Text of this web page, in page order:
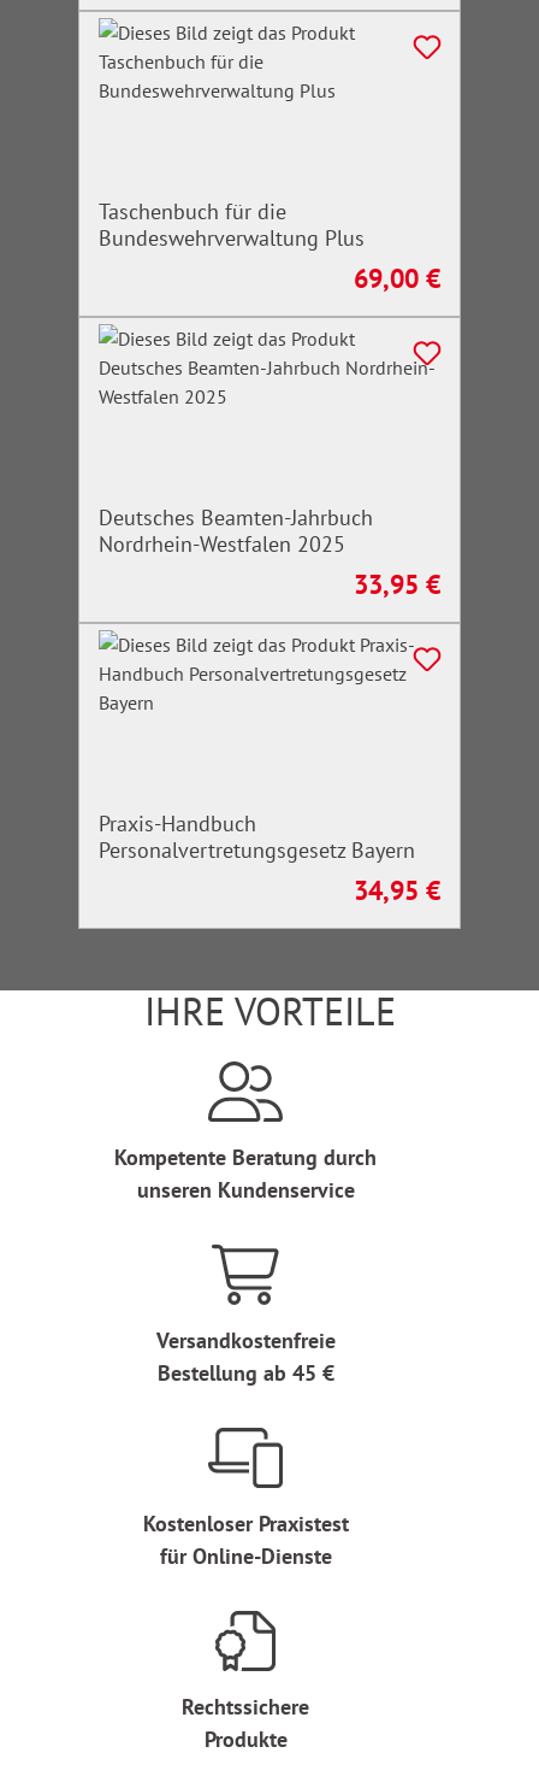
Taschenbuch für die
Bundeswehrverwaltung Plus
Regulärer Preis:
69,00 €
Deutsches Beamten-Jahrbuch
Nordrhein-Westfalen 2025
Regulärer Preis:
33,95 €
Praxis-Handbuch
Personalvertretungsgesetz Bayern
Regulärer Preis:
34,95 €
IHRE VORTEILE
Kompetente Beratung durch
unseren Kundenservice
Versandkostenfreie
Bestellung ab 45 €
Kostenloser Praxistest
für Online-Dienste
Rechtssichere
Produkte